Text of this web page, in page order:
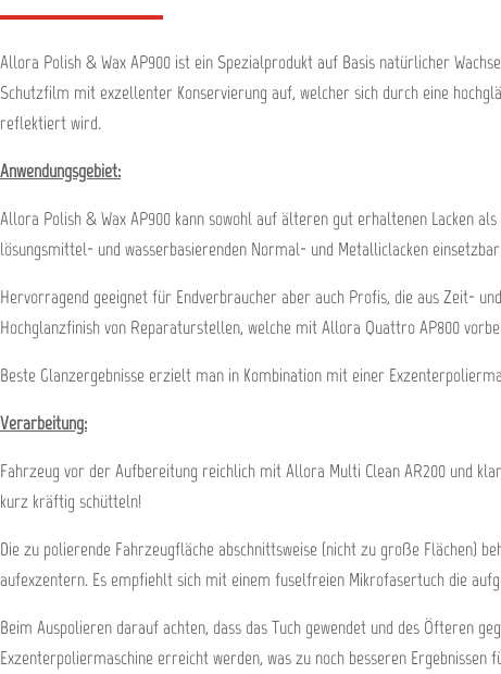
Allora Polish & Wax AP900 ist ein Spezialprodukt auf Basis natürlicher
Schutzfilm mit exzellenter Konservierung auf, welcher sich durch eine
reflektiert wird.
Anwendungsgebiet:
Allora Polish & Wax AP900 kann sowohl auf älteren gut erhaltenen Lacken
lösungsmittel- und wasserbasierenden Normal- und Metalliclacken einsetzbar.
Hervorragend geeignet für Endverbraucher aber auch Profis, die aus Zeit-
Hochglanzfinish von Reparaturstellen, welche mit Allora Quattro AP800
Beste Glanzergebnisse erzielt man in Kombination mit einer
Verarbeitung:
Fahrzeug vor der Aufbereitung reichlich mit Allora Multi Clean AR200 und
kurz kräftig schütteln!
Die zu polierende Fahrzeugfläche abschnittsweise (nicht zu große Flächen)
aufexzentern. Es empfiehlt sich mit einem fuselfreien Mikrofasertuch die
Beim Auspolieren darauf achten, dass das Tuch gewendet und des Öfteren
Exzenterpoliermaschine erreicht werden, was zu noch besseren